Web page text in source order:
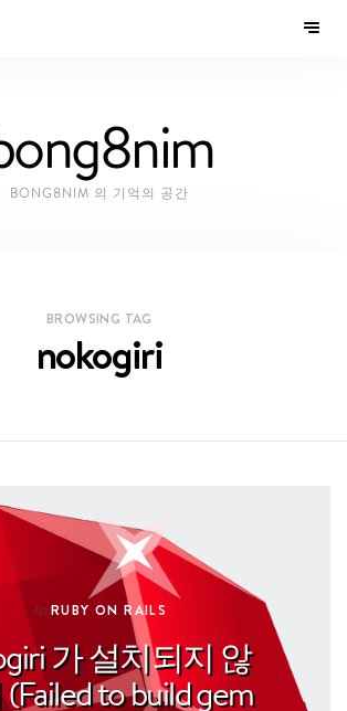
BONG8NIM 의 기억의 공간
BROWSING TAG
nokogiri
In RUBY ON RAILS
가 설치되지 않
to build gem